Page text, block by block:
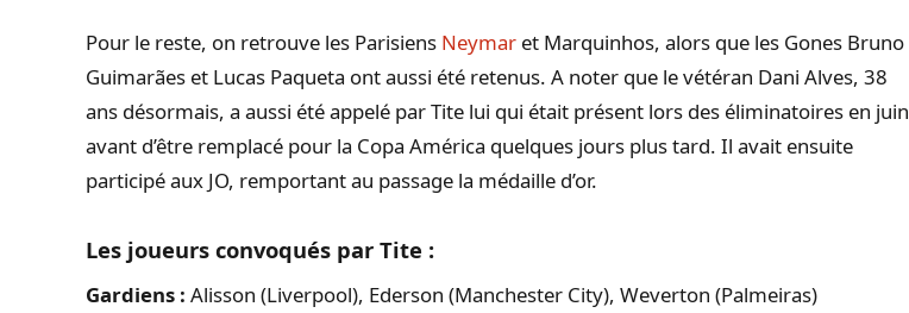
Pour le reste, on retrouve les Parisiens Neymar et Marquinhos, alors que les Gones Bruno
Guimarães et Lucas Paqueta ont aussi été retenus. A noter que le vétéran Dani Alves, 38
ans désormais, a aussi été appelé par Tite lui qui était présent lors des éliminatoires en juin
avant d’être remplacé pour la Copa América quelques jours plus tard. Il avait ensuite
participé aux JO, remportant au passage la médaille d’or.
Les joueurs convoqués par Tite :
Gardiens : Alisson (Liverpool), Ederson (Manchester City), Weverton (Palmeiras)